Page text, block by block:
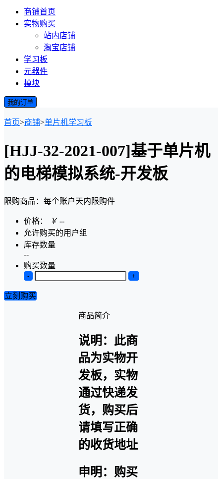
商铺首页
实物购买
站内店铺
淘宝店铺
学习板
元器件
模块
我的订单
首页>商铺>单片机学习板
[HJJ-32-2021-007]基于单片机
的电梯模拟系统-开发板
限购商品：每个账户天内 限购件
价格： ￥ --
允许购买的用户组
库存数量
--
购买数量
- +
立刻购买
商品简介
说明：此商
品为实物开
发板，实物
通过快递发
货，购买后
请填写正确
的收货地址
申明：购买